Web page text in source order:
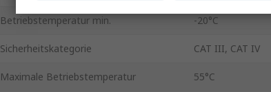
Betriebstemperatur min. -20°C
Sicherheitskategorie CAT III, CAT IV
Maximale Betriebstemperatur 55°C